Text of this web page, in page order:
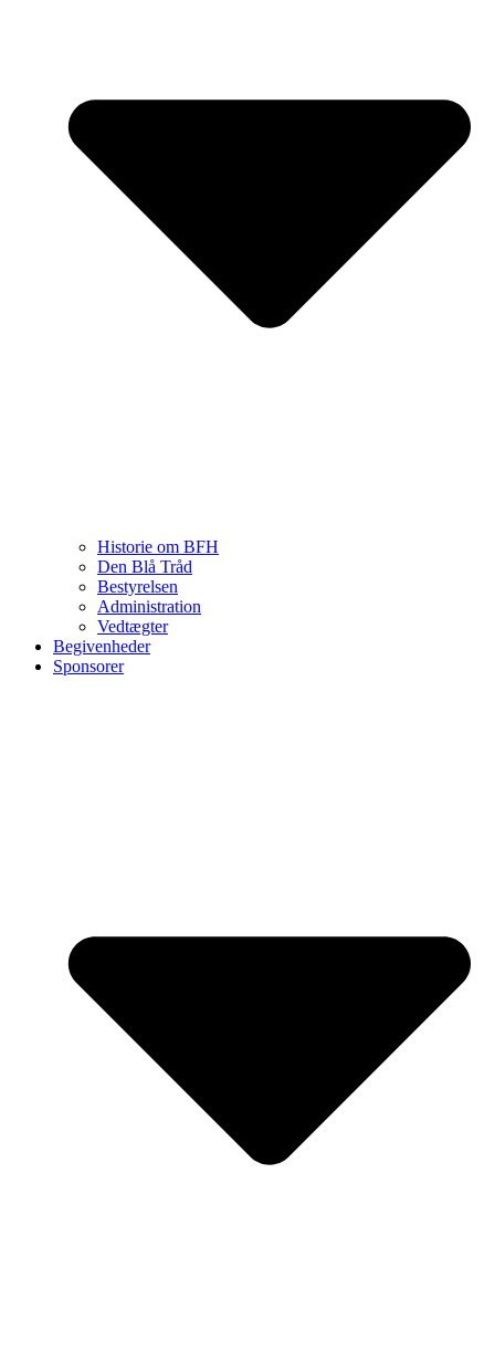
Historie om BFH
Den Blå Tråd
Bestyrelsen
Administration
Vedtægter
Begivenheder
Sponsorer